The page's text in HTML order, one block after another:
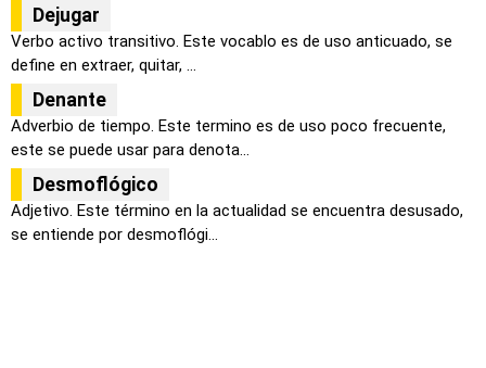
Dejugar
Verbo activo transitivo. Este vocablo es de uso anticuado, se
define en extraer, quitar, ...
Denante
Adverbio de tiempo. Este termino es de uso poco frecuente,
este se puede usar para denota...
Desmoflógico
Adjetivo. Este término en la actualidad se encuentra desusado,
se entiende por desmoflógi...